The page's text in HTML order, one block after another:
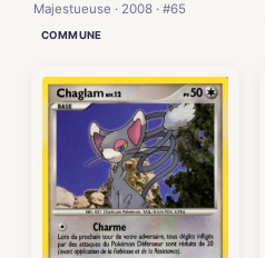
Majestueuse · 2008 · #65
COMMUNE